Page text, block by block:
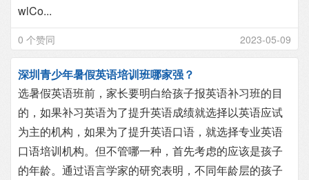
wlCo...
0 个赞同 2023-05-09
深圳青少年暑假英语培训班哪家强？
选暑假英语班前，家长要明白给孩子报英语补习班的目
的，如果补习英语为了提升英语成绩就选择以英语应试
为主的机构，如果为了提升英语口语，就选择专业英语
口语培训机构。但不管哪一种，首先考虑的应该是孩子
的年龄。通过语言学家的研究表明，不同年龄层的孩子